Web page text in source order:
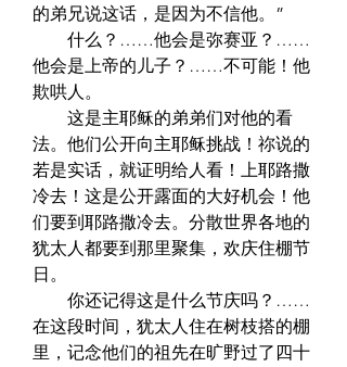
的弟兄说这话，是因为不信他。”
什么？……他会是弥赛亚？……
他会是上帝的儿子？……不可能！他
欺哄人。
这是主耶稣的弟弟们对他的看
法。他们公开向主耶稣挑战！祢说的
若是实话，就证明给人看！上耶路撒
冷去！这是公开露面的大好机会！他
们要到耶路撒冷去。分散世界各地的
犹太人都要到那里聚集，欢庆住棚节
日。
你还记得这是什么节庆吗？……
在这段时间，犹太人住在树枝搭的棚
里，记念他们的祖先在旷野过了四十